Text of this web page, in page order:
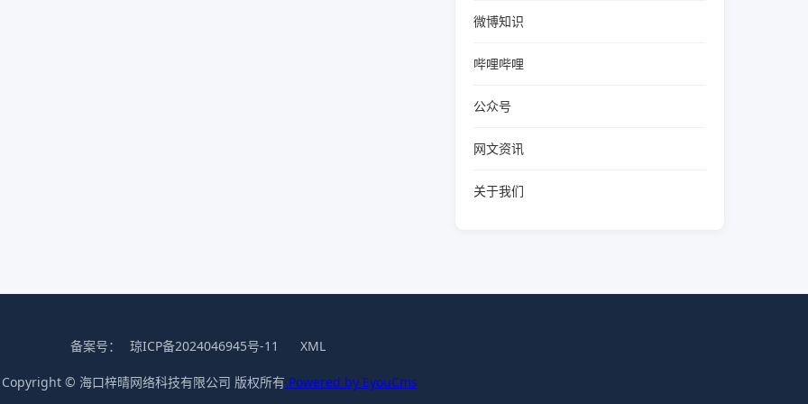
微博知识
哔哩哔哩
公众号
网文资讯
关于我们
备案号： 琼ICP备2024046945号-11 XML
© 海口梓晴网络科技有限公司 版权所有 Powered by EyouCms